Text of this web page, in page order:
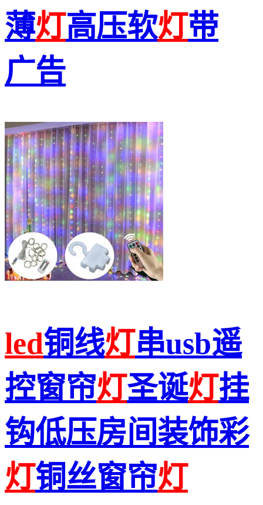
薄灯高压软灯带
广告
led铜线灯串usb遥
控窗帘灯圣诞灯挂
钩低压房间装饰彩
灯铜丝窗帘灯